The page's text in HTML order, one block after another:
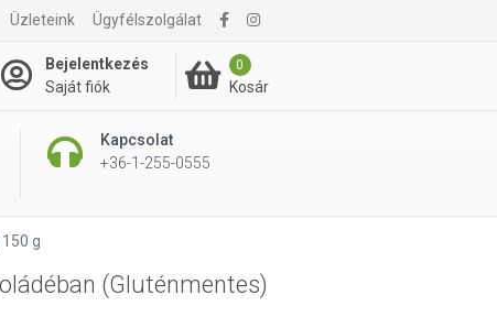
Üzleteink Ügyfélszolgálat
Bejelentkezés
Saját fiók
0
Kosár
Kapcsolat
+36-1-255-0555
2 030 Ft Kosárba rakom
g
(Gluténmentes)